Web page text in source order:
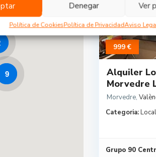
Denegar Ver
Política de CookiesPolítica de PrivacidadAviso
9
999 €
Alquiler
Morvedre
Morvedre,
Categoria:
Grupo 90